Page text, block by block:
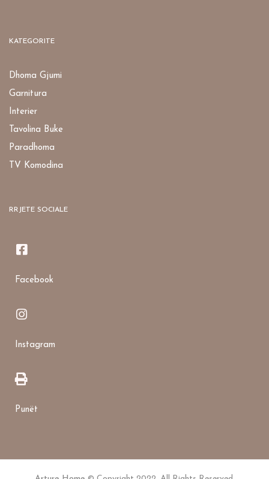
KATEGORITE
Dhoma Gjumi
Garnitura
Interier
Tavolina Buke
Paradhoma
TV Komodina
RRJETE SOCIALE
Facebook
Instagram
Punët